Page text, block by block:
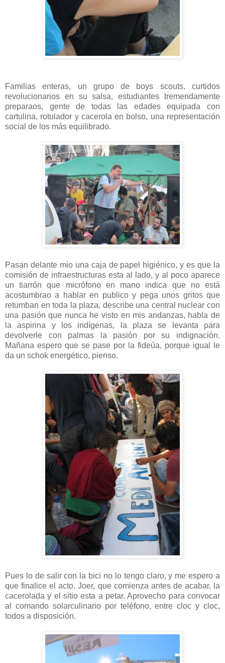
Familias enteras, un grupo de boys scouts, curtidos
revolucionarios en su salsa, estudiantes tremendamente
preparaos, gente de todas las edades equipada con
cartulina, rotulador y cacerola en bolso, una representación
social de los más equilibrado.
Pasan delante mio una caja de papel higiénico, y es que la
comisión de infraestructuras esta al lado, y al poco aparece
un tiarrón que micrófono en mano indica que no está
acostumbrao a hablar en publico y pega unos gritos que
retumban en toda la plaza, describe una central nuclear con
una pasión que nunca he visto en mis andanzas, habla de
la aspirina y los indígenas, la plaza se levanta para
devolverle con palmas la pasión por su indignación.
Mañana espero que se pase por la fideúa, porque igual le
da un schok energético, pienso.
Pues lo de salir con la bici no lo tengo claro, y me espero a
que finalice el acto. Joer, que comienza antes de acabar, la
cacerolada y el sitio esta a petar. Aprovecho para convocar
al comando solarculinario por teléfono, entre cloc y cloc,
todos a disposición.